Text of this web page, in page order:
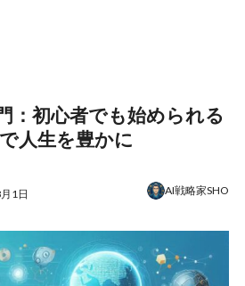
：初心者でも始められる
人生を豊かに
1日 AI戦略家SHO